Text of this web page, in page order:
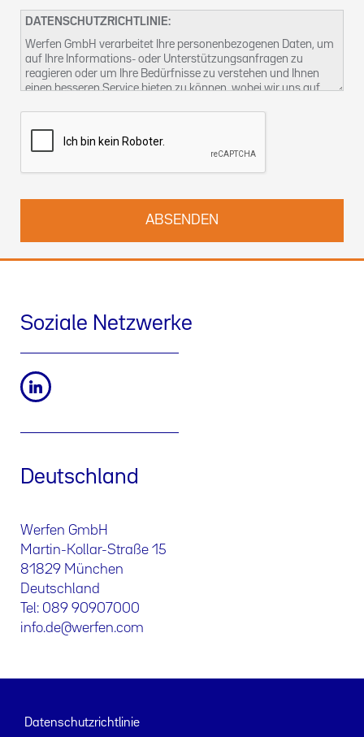
DATENSCHUTZRICHTLINIE:
Werfen GmbH verarbeitet Ihre personenbezogenen Daten, um
auf Ihre Informations- oder Unterstützungsanfragen zu
reagieren oder um Ihre Bedürfnisse zu verstehen und Ihnen
einen besseren Service bieten zu können, wobei wir uns auf
ausüben können, finden Sie in unserer
Sie können uns auch unterkontact-dsb@althammer-kill.de
Soziale Netzwerke
Deutschland
Werfen GmbH
Martin-Kollar-Straße 15
81829 München
Deutschland
Tel: 089 90907000
info.de@werfen.com
Datenschutzrichtlinie